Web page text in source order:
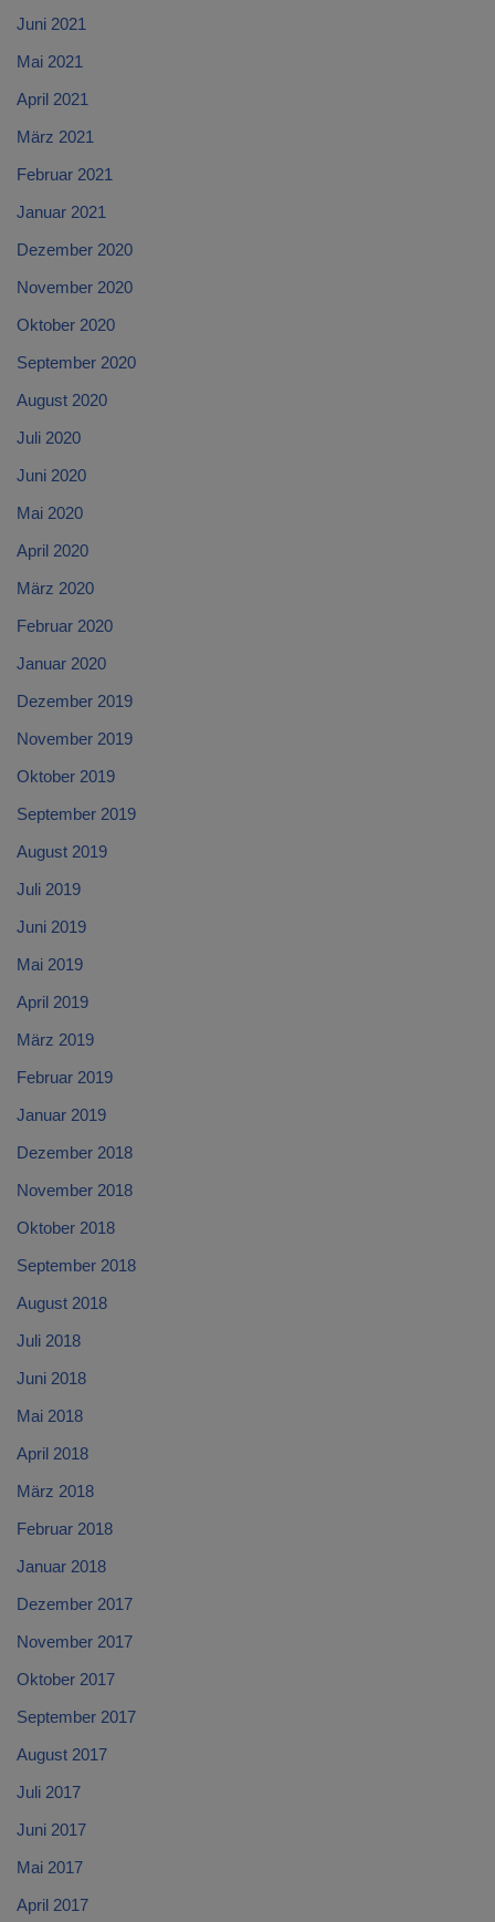
Juni 2021
Mai 2021
April 2021
März 2021
Februar 2021
Januar 2021
Dezember 2020
November 2020
Oktober 2020
September 2020
August 2020
Juli 2020
Juni 2020
Mai 2020
April 2020
März 2020
Februar 2020
Januar 2020
Dezember 2019
November 2019
Oktober 2019
September 2019
August 2019
Juli 2019
Juni 2019
Mai 2019
April 2019
März 2019
Februar 2019
Januar 2019
Dezember 2018
November 2018
Oktober 2018
September 2018
August 2018
Juli 2018
Juni 2018
Mai 2018
April 2018
März 2018
Februar 2018
Januar 2018
Dezember 2017
November 2017
Oktober 2017
September 2017
August 2017
Juli 2017
Juni 2017
Mai 2017
April 2017